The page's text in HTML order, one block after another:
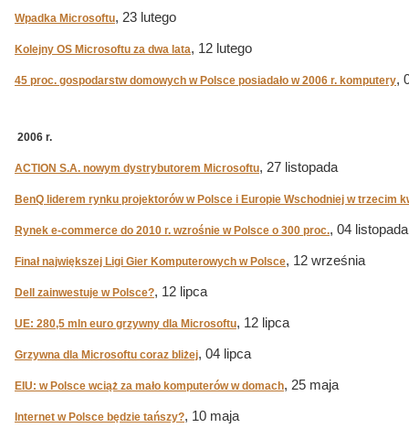
Wpadka Microsoftu, 23 lutego
Kolejny OS Microsoftu za dwa lata, 12 lutego
45 proc. gospodarstw domowych w Polsce posiadało w 2006 r. komputery,
2006 r.
ACTION S.A. nowym dystrybutorem Microsoftu, 27 listopada
BenQ liderem rynku projektorów w Polsce i Europie Wschodniej w trzecim
Rynek e-commerce do 2010 r. wzrośnie w Polsce o 300 proc., 04 listopada
Finał największej Ligi Gier Komputerowych w Polsce, 12 września
Dell zainwestuje w Polsce?, 12 lipca
UE: 280,5 mln euro grzywny dla Microsoftu, 12 lipca
Grzywna dla Microsoftu coraz bliżej, 04 lipca
EIU: w Polsce wciąż za mało komputerów w domach, 25 maja
Internet w Polsce będzie tańszy?, 10 maja